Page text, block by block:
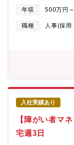
財を惹きつける役
成功に導く為の分
外部エージェント
の促進など）■ダイ
タ管理（採用シス
ジェクトのリード
業拡大と組織強化を
法人部門で中途採用
間500名以上の採用
め、採用戦略の立案
めています。経営
活動を推進できる
しフルフレックス■
年収 500万円
職種
人事(採
入社実績あり
【障がい者マ
宅週3日